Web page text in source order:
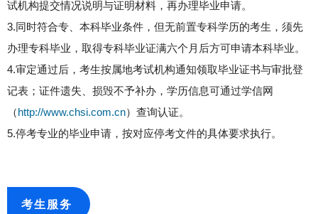
试机构提交情况说明与证明材料，再办理毕业申请。
3.同时符合专、本科毕业条件，但无前置专科学历的考生，须先
办理专科毕业，取得专科毕业证满六个月后方可申请本科毕业。
4.审定通过后，考生按属地考试机构通知领取毕业证书与审批登
记表；证件遗失、损毁不予补办，学历信息可通过学信网
（ http://www.chsi.com.cn）查询认证。
5.停考专业的毕业申请，按对应停考文件的具体要求执行。
考生服务